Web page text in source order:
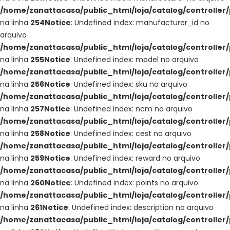
/home/zanattacasa/public_html/loja/catalog/
na linha 254Notice: Undefined index: manufacturer_id no
arquivo
/home/zanattacasa/public_html/loja/catalog/
na linha 255Notice: Undefined index: model no arquivo
/home/zanattacasa/public_html/loja/catalog/
na linha 256Notice: Undefined index: sku no arquivo
/home/zanattacasa/public_html/loja/catalog/
na linha 257Notice: Undefined index: ncm no arquivo
/home/zanattacasa/public_html/loja/catalog/
na linha 258Notice: Undefined index: cest no arquivo
/home/zanattacasa/public_html/loja/catalog/
na linha 259Notice: Undefined index: reward no arquivo
/home/zanattacasa/public_html/loja/catalog/
na linha 260Notice: Undefined index: points no arquivo
/home/zanattacasa/public_html/loja/catalog/
na linha 261Notice: Undefined index: description no arquivo
/home/zanattacasa/public_html/loja/catalog/